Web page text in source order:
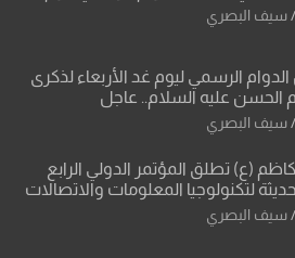
سيف البصري
الرسمي ليوم غد الأربعاء لذكرى
الحسن عليه السلام.. عاجل
سيف البصري
(ع) تطلق المؤتمر الدولي الرابع
لتكنولوجيا المعلومات والاتصالات
سيف البصري